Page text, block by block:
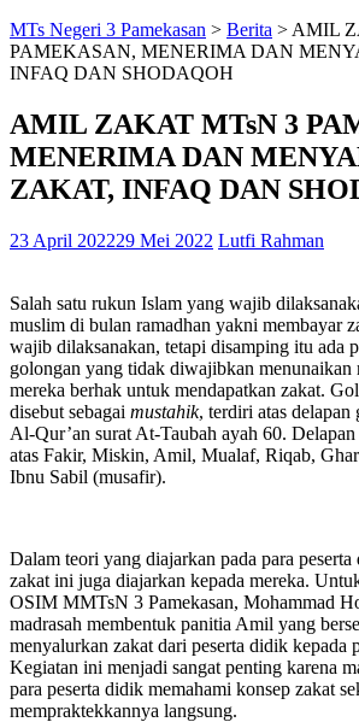
MTs Negeri 3 Pamekasan > Berita > AMIL
PAMEKASAN, MENERIMA DAN
INFAQ DAN SHODAQOH
AMIL ZAKAT MTsN 3
MENERIMA DAN
ZAKAT, INFAQ DAN
23 April 202229 Mei 2022 Lutfi Rahman
Salah satu rukun Islam yang wajib
muslim di bulan ramadhan yakni membayar
wajib dilaksanakan, tetapi disamping itu ada
golongan yang tidak diwajibkan menunaikan
mereka berhak untuk mendapatkan zakat.
disebut sebagai mustahik, terdiri atas delapan
Al-Qur’an surat At-Taubah ayah 60.
atas Fakir, Miskin, Amil, Mualaf, Riqab,
Ibnu Sabil (musafir).
Dalam teori yang diajarkan pada para
zakat ini juga diajarkan kepada mereka.
OSIM MMTsN 3 Pamekasan, Mohammad
madrasah membentuk panitia Amil yang
menyalurkan zakat dari peserta didik kepada
Kegiatan ini menjadi sangat penting karena
para peserta didik memahami konsep zakat
mempraktekkannya langsung.